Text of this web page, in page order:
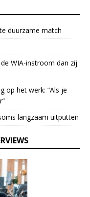
duurzame match
WIA-instroom dan zij
op het werk: “Als je
langzaam uitputten